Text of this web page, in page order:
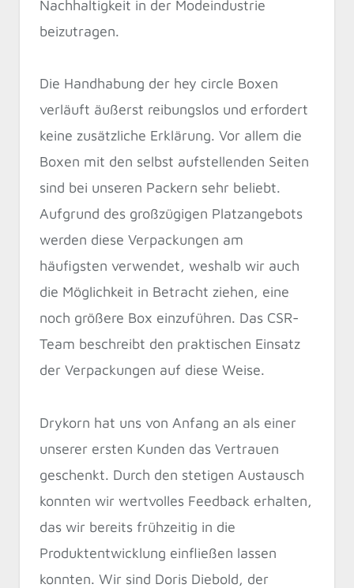
Nachhaltigkeit in der Modeindustrie
beizutragen.
Die Handhabung der hey circle Boxen
verläuft äußerst reibungslos und erfordert
keine zusätzliche Erklärung. Vor allem die
Boxen mit den selbst aufstellenden Seiten
sind bei unseren Packern sehr beliebt.
Aufgrund des großzügigen Platzangebots
werden diese Verpackungen am
häufigsten verwendet, weshalb wir auch
die Möglichkeit in Betracht ziehen, eine
noch größere Box einzuführen. Das CSR-
Team beschreibt den praktischen Einsatz
der Verpackungen auf diese Weise.
Drykorn hat uns von Anfang an als einer
unserer ersten Kunden das Vertrauen
geschenkt. Durch den stetigen Austausch
konnten wir wertvolles Feedback erhalten,
das wir bereits frühzeitig in die
Produktentwicklung einfließen lassen
konnten. Wir sind Doris Diebold, der